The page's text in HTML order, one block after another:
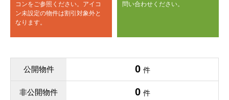
コンをご参照ください。 アイコ
ン未設定の物件は割引対象外と
なります。
問い合わせください。
公開物件 0 件
非公開物件 0 件